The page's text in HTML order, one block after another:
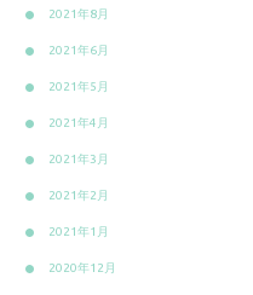
2021年8月
2021年6月
2021年5月
2021年4月
2021年3月
2021年2月
2021年1月
2020年12月